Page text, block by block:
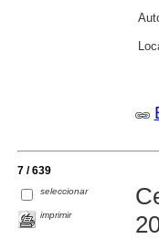
7 / 639
seleccionar
imprimir